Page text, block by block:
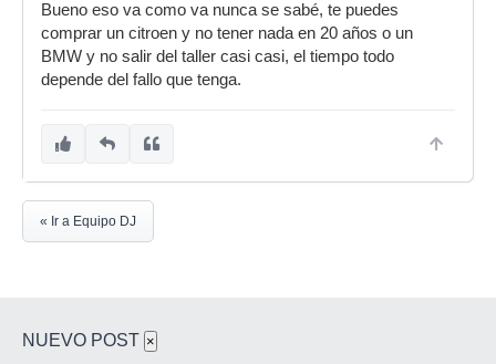
Bueno eso va como va nunca se sabé, te puedes
comprar un citroen y no tener nada en 20 años o un
BMW y no salir del taller casi casi, el tiempo todo
depende del fallo que tenga.
« Ir a Equipo DJ
NUEVO POST ×